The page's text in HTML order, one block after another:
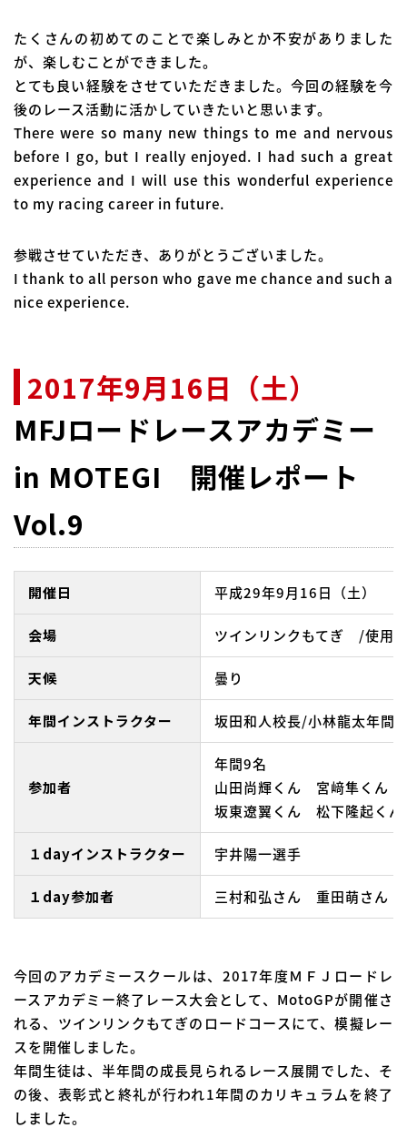
たくさんの初めてのことで楽しみとか不安がありました
が、楽しむことができました。
とても良い経験をさせていただきました。今回の経験を今
後のレース活動に活かしていきたいと思います。
There were so many new things to me and nervous
before I go, but I really enjoyed. I had such a great
experience and I will use this wonderful experience
to my racing career in future.
参戦させていただき、ありがとうございました。
I thank to all person who gave me chance and such a
nice experience.
MFJロードレースアカデミー
in MOTEGI 開催レポート
Vol.9
2017年9月16日（土）
開催日 平成29年9月16日（土）
会場 ツインリンクもてぎ /使用
天候 曇り
年間インストラクター 坂田和人校長/小林龍太年間
参加者
年間9名
山田尚輝くん 宮﨑隼くん
坂東遼翼くん 松下隆起く
１dayインストラクター 宇井陽一選手
１day参加者 三村和弘さん 重田萌さん
今回のアカデミースクールは、2017年度ＭＦＪロードレ
ースアカデミー終了レース大会として、MotoGPが開催さ
れる、ツインリンクもてぎのロードコースにて、模擬レー
スを開催しました。
年間生徒は、半年間の成長見られるレース展開でした、そ
の後、表彰式と終礼が行われ1年間のカリキュラムを終了
しました。